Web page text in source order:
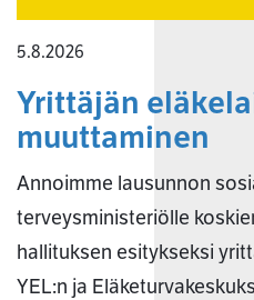
5.8.2026
Yrittäjän
muuttaminen
Annoimme lausunnon
terveysministeriölle
hallituksen esitykseksi
YEL:n ja